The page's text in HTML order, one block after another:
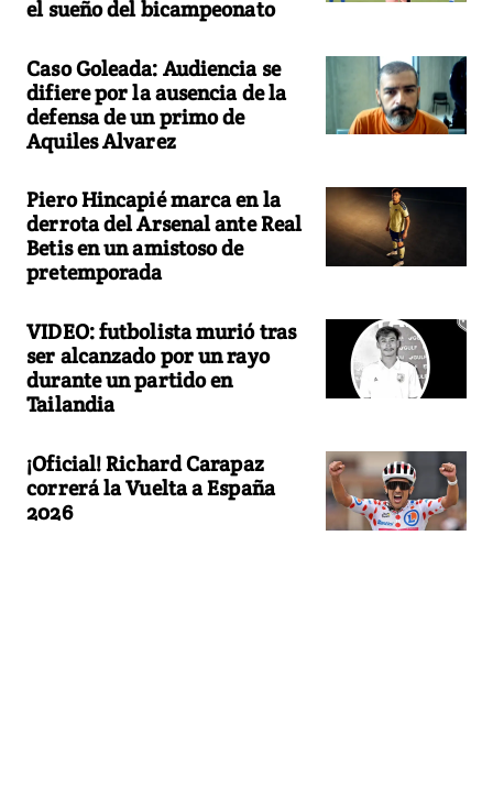
el sueño del bicampeonato
Caso Goleada: Audiencia se
difiere por la ausencia de la
defensa de un primo de
Aquiles Alvarez
Piero Hincapié marca en la
derrota del Arsenal ante Real
Betis en un amistoso de
pretemporada
VIDEO: futbolista murió tras
ser alcanzado por un rayo
durante un partido en
Tailandia
¡Oficial! Richard Carapaz
correrá la Vuelta a España
2026